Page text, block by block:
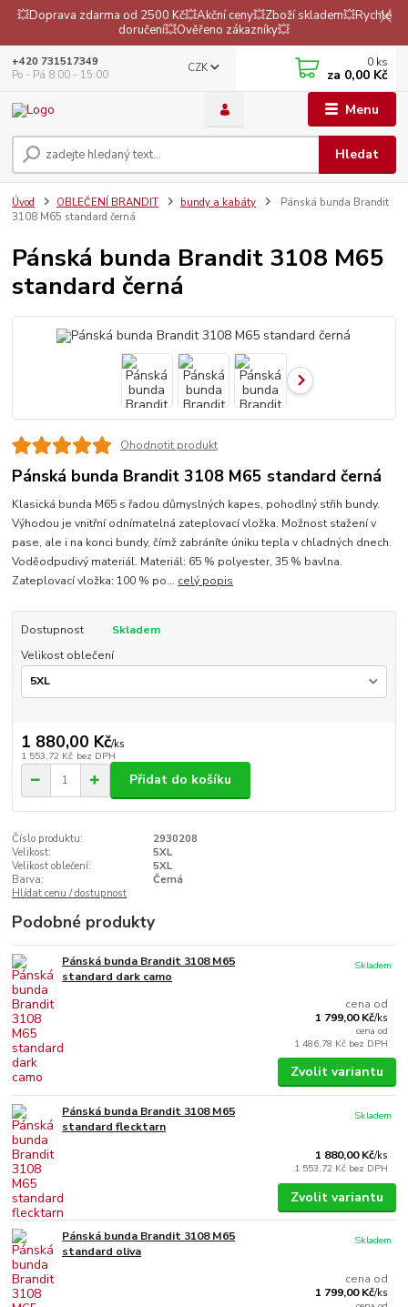
💥Doprava zdarma od 2500 Kč💥Akční ceny💥Zboží skladem💥Rychlé
doručení💥Ověřeno zákazníky💥
Menu
CZK
Hledat
+420 731517349
Po - Pá 8:00 - 15:00
0 ks
za 0,00 Kč
Úvod OBLEČENÍ BRANDIT bundy a kabáty
Pánská bunda Brandit
3108 M65 standard černá
Pánská bunda Brandit 3108 M65
standard černá
Ohodnotit produkt
Pánská bunda Brandit 3108 M65 standard černá
Klasická bunda M65 s řadou důmyslných kapes, pohodlný střih bundy.
Výhodou je vnitřní odnímatelná zateplovací vložka. Možnost stažení v
pase, ale i na konci bundy, čímž zabráníte úniku tepla v chladných dnech.
Voděodpudivý materiál. Materiál: 65 % polyester, 35 % bavlna.
Zateplovací vložka: 100 % po... celý popis
Dostupnost
Skladem
Velikost oblečení
1 880,00 Kč/ks
1 553,72 Kč bez DPH
Přidat do košíku
Číslo produktu:
2930208
Velikost:
5XL
Velikost oblečení:
5XL
Barva:
Černá
Hlídat cenu / dostupnost
Podobné produkty
Pánská bunda Brandit 3108 M65
standard dark camo
cena od
1 799,00 Kč/ks
cena od
1 486,78 Kč bez DPH
Skladem
Zvolit variantu
Pánská bunda Brandit 3108 M65
standard flecktarn
1 880,00 Kč/ks
1 553,72 Kč bez DPH
Skladem
Zvolit variantu
Pánská bunda Brandit 3108 M65
standard oliva
cena od
1 799,00 Kč/ks
Skladem